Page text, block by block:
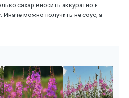
сахар вносить аккуратно и
Иначе можно получить не соус, а